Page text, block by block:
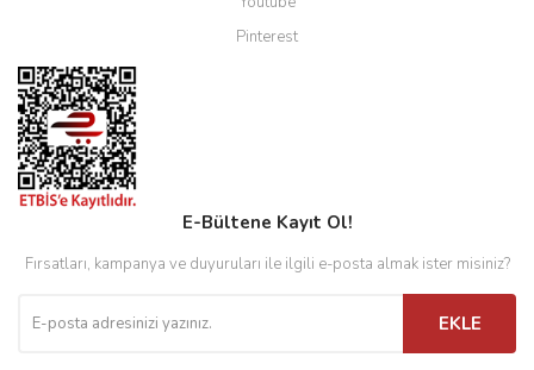
Pinterest
E-Bültene Kayıt Ol!
Fırsatları, kampanya ve duyuruları ile ilgili e-posta almak ister misiniz?
EKLE